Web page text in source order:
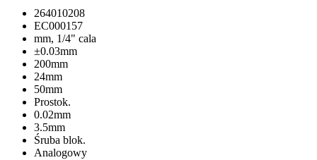
264010208
EC000157
mm, 1/4" cala
±0.03mm
200mm
24mm
50mm
Prostok.
0.02mm
3.5mm
Śruba blok.
Analogowy